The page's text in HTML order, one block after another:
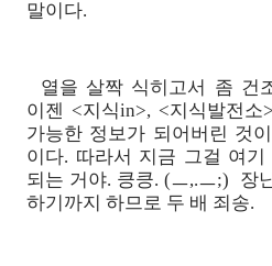
말이다.
열을 살짝 식히고서 좀 건
이젠 <지식in>, <지식발전
가능한 정보가 되어버린 것
이다. 따라서 지금 그걸 여
되는 거야. 킁킁. (ㅡ,.ㅡ;) 장
하기까지 하므로 두 배 죄송.